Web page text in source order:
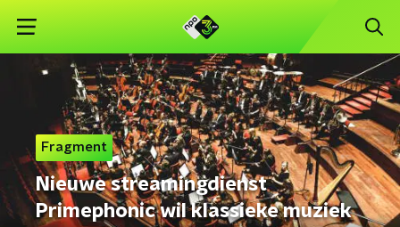
Fragment
Nieuwe streamingdienst
Primephonic wil klassieke muziek